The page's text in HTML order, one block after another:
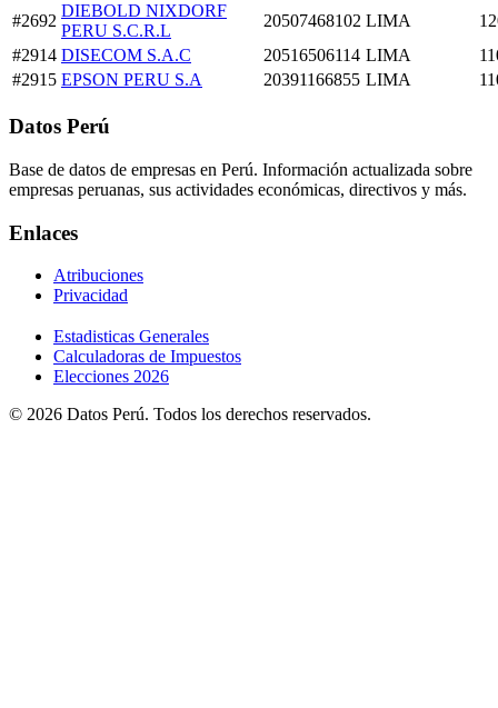
#2692
DIEBOLD NIXDORF
PERU S.C.R.L
20507468102 LIMA
#2914 DISECOM S.A.C 20516506114 LIMA
#2915 EPSON PERU S.A 20391166855 LIMA
Datos Perú
Base de datos de empresas en Perú. Información actualizada sobre
empresas peruanas, sus actividades económicas, directivos y más.
Enlaces
Atribuciones
Privacidad
Estadisticas Generales
Calculadoras de Impuestos
Elecciones 2026
© 2026 Datos Perú. Todos los derechos reservados.